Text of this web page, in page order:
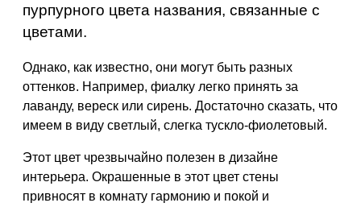
пурпурного цвета названия, связанные с
цветами.
Однако, как известно, они могут быть разных
оттенков. Например, фиалку легко принять за
лаванду, вереск или сирень. Достаточно сказать, что
имеем в виду светлый, слегка тускло-фиолетовый.
Этот цвет чрезвычайно полезен в дизайне
интерьера. Окрашенные в этот цвет стены
привносят в комнату гармонию и покой и